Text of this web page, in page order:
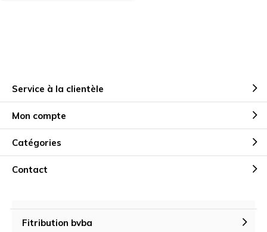
Service à la clientèle
Mon compte
Catégories
Contact
Fitribution bvba